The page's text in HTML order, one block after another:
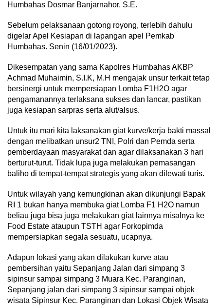
Humbahas Dosmar Banjarnahor, S.E.
Sebelum pelaksanaan gotong royong, terlebih dahulu
digelar Apel Kesiapan di lapangan apel Pemkab
Humbahas. Senin (16/01/2023).
Dikesempatan yang sama Kapolres Humbahas AKBP
Achmad Muhaimin, S.I.K, M.H mengajak unsur terkait tetap
bersinergi untuk mempersiapan Lomba F1H2O agar
pengamanannya terlaksana sukses dan lancar, pastikan
juga kesiapan sarpras serta alut/alsus.
Untuk itu mari kita laksanakan giat kurve/kerja bakti massal
dengan melibatkan unsur2 TNI, Polri dan Pemda serta
pemberdayaan masyarakat dan agar dilaksanakan 3 hari
berturut-turut. Tidak lupa juga melakukan pemasangan
baliho di tempat-tempat strategis yang akan dilewati turis.
Untuk wilayah yang kemungkinan akan dikunjungi Bapak
RI 1 bukan hanya membuka giat Lomba F1 H2O namun
beliau juga bisa juga melakukan giat lainnya misalnya ke
Food Estate ataupun TSTH agar Forkopimda
mempersiapkan segala sesuatu, ucapnya.
Adapun lokasi yang akan dilakukan kurve atau
pembersihan yaitu Sepanjang Jalan dari simpang 3
sipinsur sampai simpang 3 Muara Kec. Paranginan,
Sepanjang jalan dari simpang 3 sipinsur sampai objek
wisata Sipinsur Kec. Paranginan dan Lokasi Objek Wisata